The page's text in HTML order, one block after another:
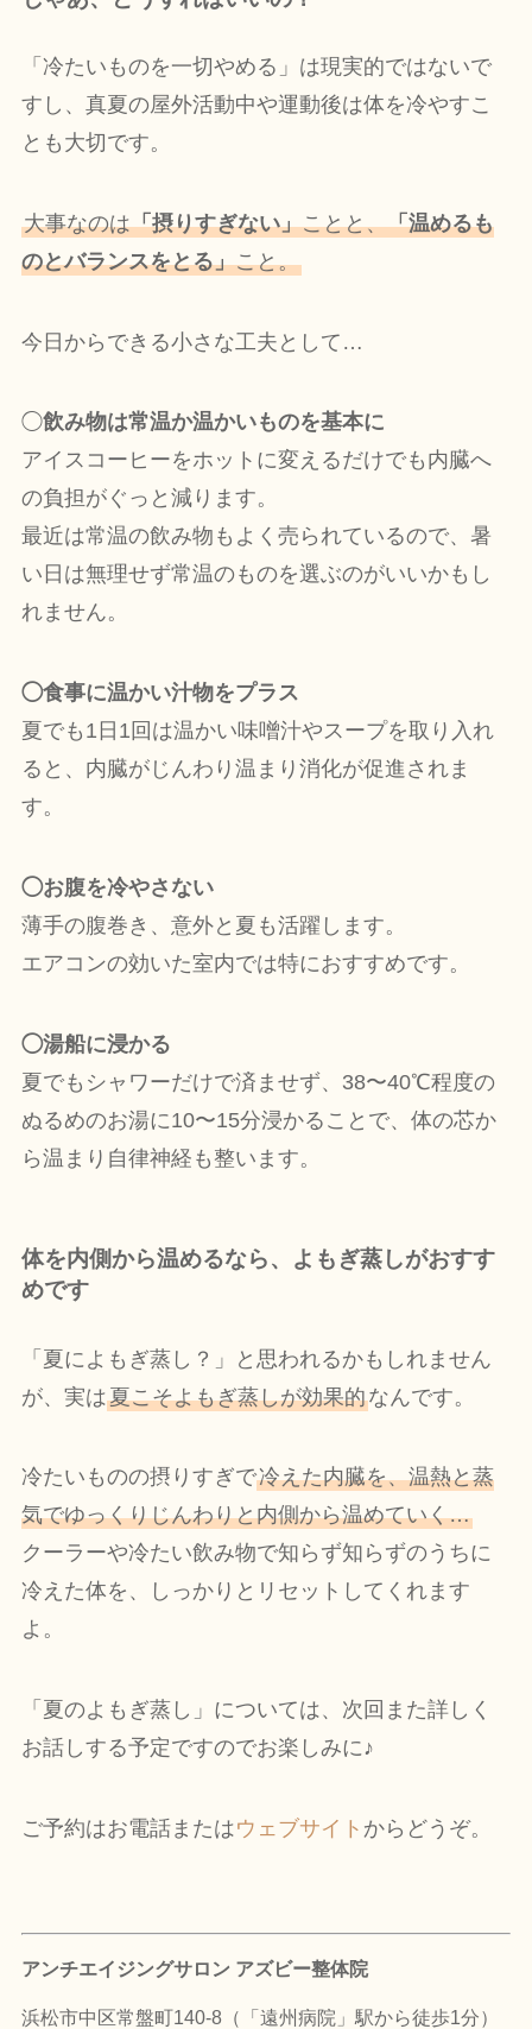
「冷たいものを一切やめる」は現実的ではないで
すし、真夏の屋外活動中や運動後は体を冷やすこ
とも大切です。
大事なのは「摂りすぎない」ことと、「温めるも
のとバランスをとる」こと。
今日からできる小さな工夫として…
◯飲み物は常温か温かいものを基本に
アイスコーヒーをホットに変えるだけでも内臓へ
の負担がぐっと減ります。
最近は常温の飲み物もよく売られているので、暑
い日は無理せず常温のものを選ぶのがいいかもし
れません。
◯食事に温かい汁物をプラス
夏でも1日1回は温かい味噌汁やスープを取り入れ
ると、内臓がじんわり温まり消化が促進されま
す。
◯お腹を冷やさない
薄手の腹巻き、意外と夏も活躍します。
エアコンの効いた室内では特におすすめです。
◯湯船に浸かる
夏でもシャワーだけで済ませず、38〜40℃程度の
ぬるめのお湯に10〜15分浸かることで、体の芯か
ら温まり自律神経も整います。
体を内側から温めるなら、よもぎ蒸しがおすす
めです
「夏によもぎ蒸し？」と思われるかもしれません
が、実は夏こそよもぎ蒸しが効果的なんです。
冷たいものの摂りすぎで冷えた内臓を、温熱と蒸
気でゆっくりじんわりと内側から温めていく…
クーラーや冷たい飲み物で知らず知らずのうちに
冷えた体を、しっかりとリセットしてくれます
よ。
「夏のよもぎ蒸し」については、次回また詳しく
お話しする予定ですのでお楽しみに♪
ご予約はお電話またはウェブサイト からどうぞ。
アンチエイジングサロン アズビー整体院
浜松市中区常盤町140-8（「遠州病院」駅から徒歩1分）